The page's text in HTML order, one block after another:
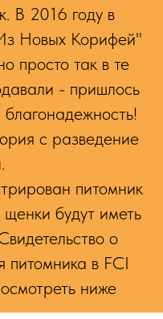
В 2016 году в
Новых Корифей"
просто так в те
- пришлось
с разведение
питомник
будут иметь
о
питомника в FCI
ниже